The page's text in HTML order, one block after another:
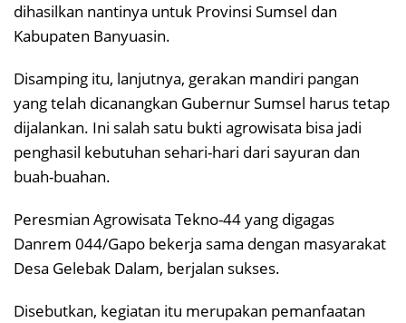
dihasilkan nantinya untuk Provinsi Sumsel dan
Kabupaten Banyuasin.
Disamping itu, lanjutnya, gerakan mandiri pangan
yang telah dicanangkan Gubernur Sumsel harus tetap
dijalankan. Ini salah satu bukti agrowisata bisa jadi
penghasil kebutuhan sehari-hari dari sayuran dan
buah-buahan.
Peresmian Agrowisata Tekno-44 yang digagas
Danrem 044/Gapo bekerja sama dengan masyarakat
Desa Gelebak Dalam, berjalan sukses.
Disebutkan, kegiatan itu merupakan pemanfaatan